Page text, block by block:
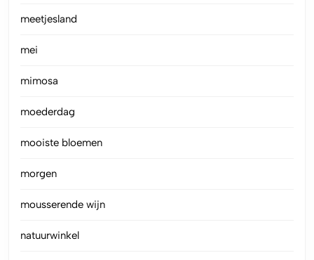
meetjesland
mei
mimosa
moederdag
mooiste bloemen
morgen
mousserende wijn
natuurwinkel